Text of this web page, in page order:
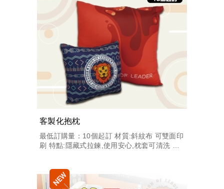
客製化抱枕
最低訂購量：10個起訂 材質:斜紋布 可雙面印
刷 特點:隱藏式拉鍊,使用安心,枕套可清洗 多